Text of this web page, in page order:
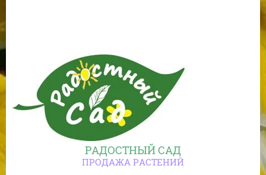
РАДОСТНЫЙ САД
ПРОДАЖА РАСТЕНИЙ